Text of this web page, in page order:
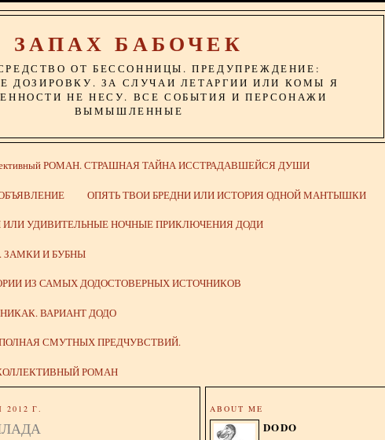
ЗАПАХ БАБОЧЕК
ОТ БЕССОННИЦЫ. ПРЕДУПРЕЖДЕНИЕ:
ДОЗИРОВКУ. ЗА СЛУЧАИ ЛЕТАРГИИ ИЛИ КОМЫ Я
НЕ НЕСУ. ВСЕ СОБЫТИЯ И ПЕРСОНАЖИ
ВЫМЫШЛЕННЫЕ
РОМАН. СТРАШНАЯ ТАЙНА ИССТРАДАВШЕЙСЯ ДУШИ
ОПЯТЬ ТВОИ БРЕДНИ ИЛИ ИСТОРИЯ ОДНОЙ МАНТЫШКИ
ИЛИ УДИВИТЕЛЬНЫЕ НОЧНЫЕ ПРИКЛЮЧЕНИЯ ДОДИ
И БУБНЫ
ИЗ САМЫХ ДОДОСТОВЕРНЫХ ИСТОЧНИКОВ
ВАРИАНТ ДОДО
СМУТНЫХ ПРЕДЧУВСТВИЙ.
РОМАН
Г. ABOUT ME
DODO